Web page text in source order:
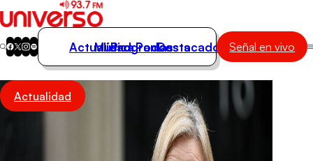
Actualidad
Música
Actualidad
Música
Programas
Podcasts
Destacados Señal en vivo
Actualidad